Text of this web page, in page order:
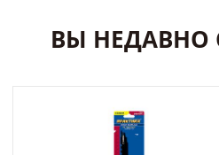
ВЫ НЕДАВНО